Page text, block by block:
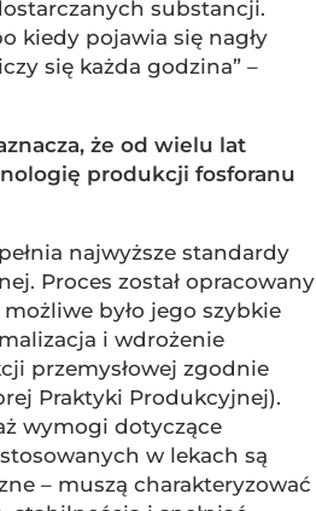
substancji.
kiedy pojawia się nagły
się każda godzina” –
że od wielu lat
produkcji fosforanu
najwyższe standardy
Proces został opracowany
było jego szybkie
i wdrożenie
przemysłowej zgodnie
Praktyki Produkcyjnej).
wymogi dotyczące
w lekach są
– muszą charakteryzować